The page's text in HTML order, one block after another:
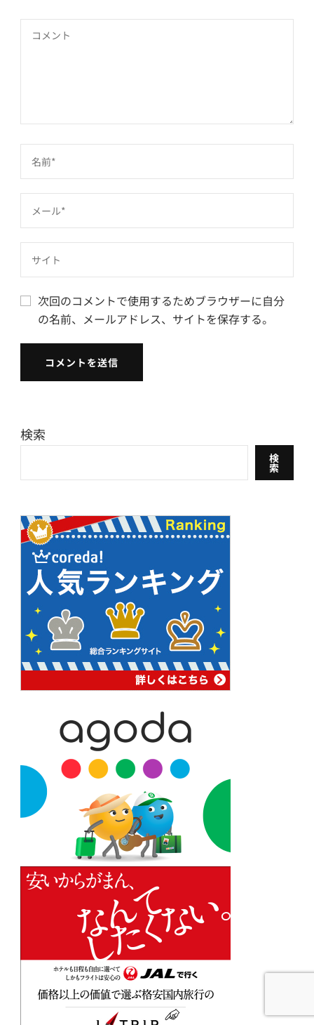
次回のコメントで使用するためブラウザーに自分
の名前、メールアドレス、サイトを保存する。
検索
検
索